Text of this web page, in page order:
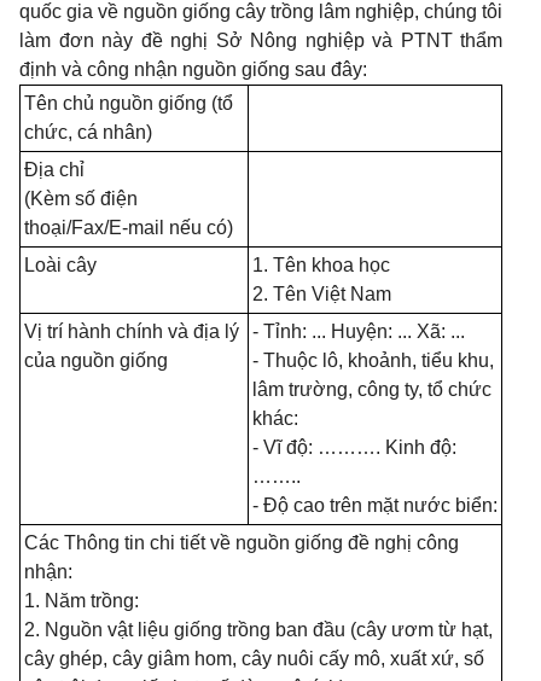
quốc gia về nguồn giống cây trồng lâm nghiệp, chúng tôi
làm đơn này đề nghị Sở Nông nghiệp và PTNT thẩm
định và công nhận nguồn giống sau đây:
Tên chủ nguồn giống (tổ
chức, cá nhân)
Địa chỉ
(Kèm số điện
thoại/Fax/E-mail nếu có)
Loài cây
1. Tên khoa học
2. Tên Việt Nam
Vị trí hành chính và địa lý
của nguồn giống
- Tỉnh: ... Huyện: ... Xã: ...
- Thuộc lô, khoảnh, tiểu khu,
lâm trường, công ty, tổ chức
khác:
- Vĩ độ: ………. Kinh độ:
……..
- Độ cao trên mặt nước biển:
Các Thông tin chi tiết về nguồn giống đề nghị công
nhận:
1. Năm trồng:
2. Nguồn vật liệu giống trồng ban đầu (cây ươm từ hạt,
cây ghép, cây giâm hom, cây nuôi cấy mô, xuất xứ, số